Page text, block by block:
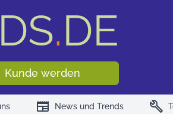
.DE
WKN/
Kunde werden
newspaper News und Trends build